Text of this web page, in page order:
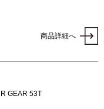
商品詳細へ
GEAR 53T